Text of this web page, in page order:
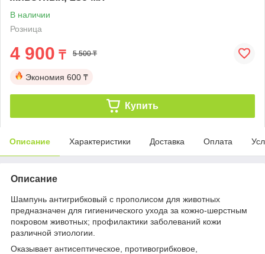
В наличии
Розница
4 900 ₸ 5 500 ₸
Экономия 600 ₸
Купить
Описание Характеристики Доставка Оплата
Описание
Шампунь антигрибковый с прополисом для животных
предназначен для гигиенического ухода за кожно-шерстным
покровом животных; профилактики заболеваний кожи
различной этиологии.
Оказывает антисептическое, противогрибковое,